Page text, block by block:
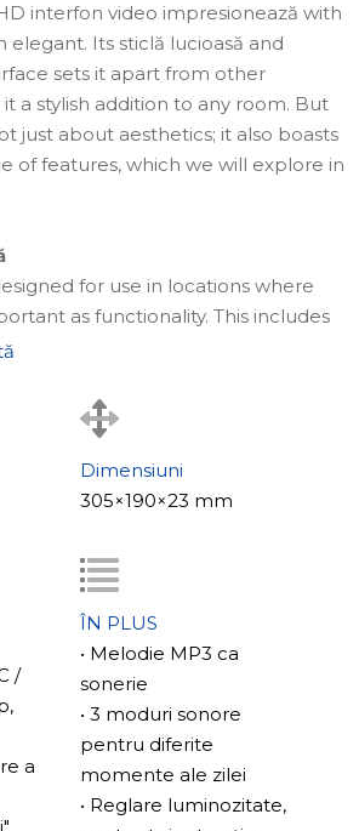
interfon video impresionează with
elegant. Its sticlă lucioasă and
sets it apart from other
a stylish addition to any room. But
just about aesthetics; it also boasts
of features, which we will explore in
for use in locations where
as functionality. This includes
buildings, and apartments.
ale modelului
with PAL/NTSC/AHD, TVI,
and cameras.
mișcare that automatically
can connect up to two
and two panou exteriors into
coverage. Both cameras and
by the interfon, eliminating the
sources.
of the SL-10MHD is the ability to
volume modes depending on
can choose their favorite sonerie
Dimensiuni
305×190×23 mm
/
a
ÎN PLUS
• Melodie MP3 ca
sonerie
• 3 moduri sonore
pentru diferite
momente ale zilei
• Reglare luminozitate,